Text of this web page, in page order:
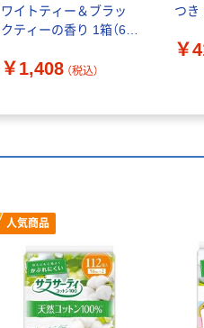
ワイトティー＆ブラッ
クティーの香り 1箱（6包
製薬
￥1,408 （税込）
つき
￥
人気商品